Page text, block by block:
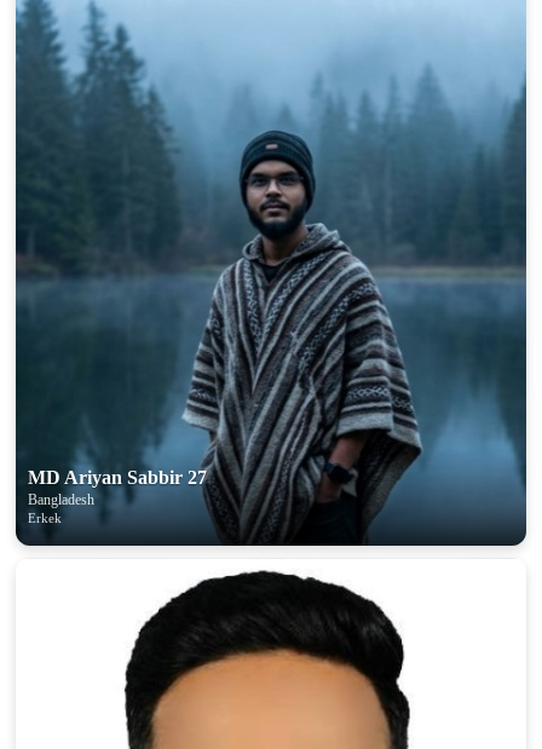
MD Ariyan Sabbir 27
Bangladesh
Erkek
upload your own photo
100% FREE
×10 more visibility